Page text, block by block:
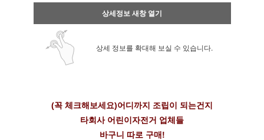
상세정보 새창 열기
상세 정보를 확대해 보실 수 있습니다.
(꼭 체크해보세요)어디까지 조립이 되는건지
타회사 어린이자전거 업체들
바구니 따로 구매!